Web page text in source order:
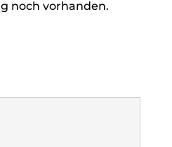
noch vorhanden.